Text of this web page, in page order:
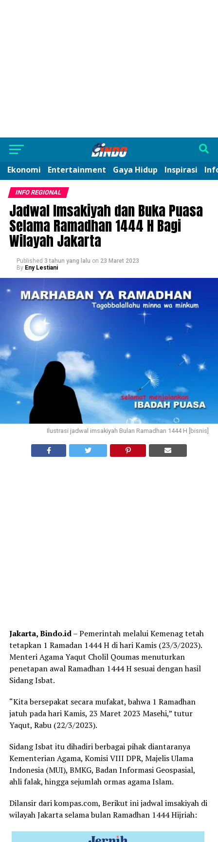
Ekonomi Entertainment Gaya Hidup Inspirasi
INFO REGIONAL
Jadwal Imsakiyah dan Buka Puasa
Selama Ramadhan 1444 H Bagi
Wilayah Jakarta
Published 3 tahun yang lalu on 23 Maret 2023
By Eny Lestiani
Ilustrasi jadwal imsakiyah Bulan Ramadhan 1444 H [bisnis]
Jakarta, Bindo.id– Pemerintah melalui Kemenag tetah
tetapkan 1 Ramadan 1444 H di hari Kamis (23/3/2023).
Menteri Agama Yaqut Cholil Qoumas menuturkan
penetapan awal Ramadhan 1444 H sesuai dengan hasil
Sidang Isbat.
“Kita bersepakat secara mufakat, bahwa 1 Ramadhan
jatuh pada hari Kamis, 23 Maret 2023 Masehi,” tutur
Yaqut, Rabu (22/3/2023).
Sidang Isbat itu dihadiri berbagai pihak diantaranya
Kementerian Agama, Komisi VIII DPR, Majelis Ulama
Indonesia (MUI), BMKG, Badan Informasi Geospasial,
ahli falak, hingga sejumlah ormas agama Islam.
Dilansir darikompas.com, Berikut ini jadwal imsakiyah di
wilayah Jakarta selama bulan Ramadhan 1444 Hijriah: